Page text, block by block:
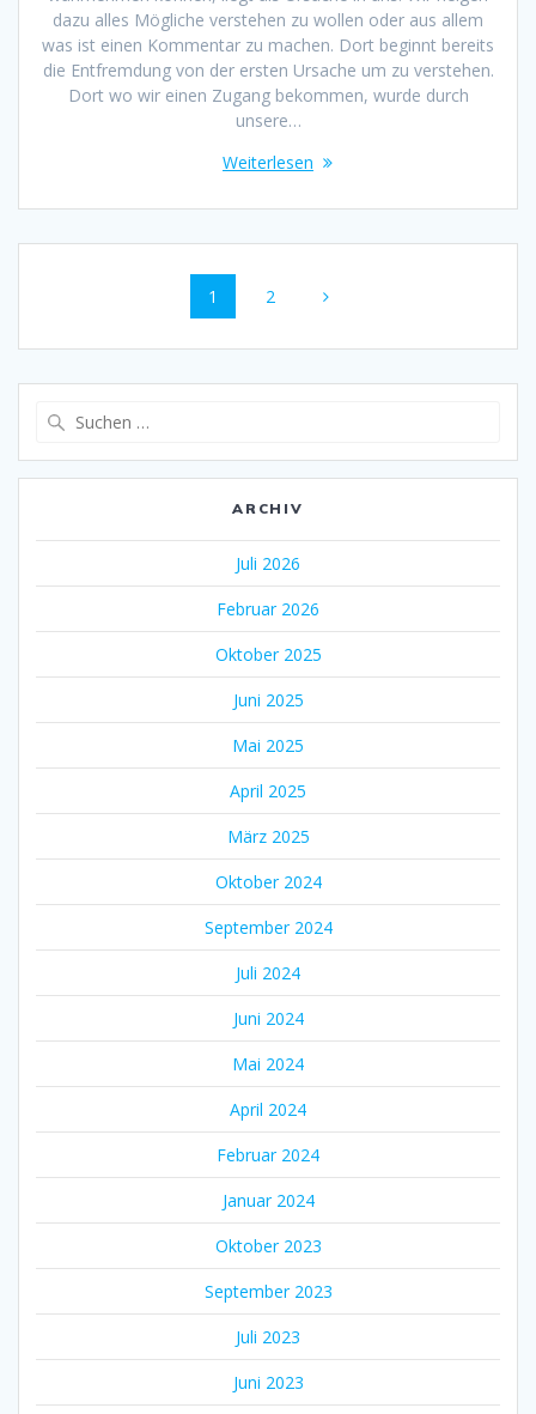
dazu alles Mögliche verstehen zu wollen oder aus allem
was ist einen Kommentar zu machen. Dort beginnt bereits
die Entfremdung von der ersten Ursache um zu verstehen.
Dort wo wir einen Zugang bekommen, wurde durch
unsere…
Weiterlesen
Beitrags-
Navigation
Seite
1 Seite
2
ARCHIV
Juli 2026
Februar 2026
Oktober 2025
Juni 2025
Mai 2025
April 2025
März 2025
Oktober 2024
September 2024
Juli 2024
Juni 2024
Mai 2024
April 2024
Februar 2024
Januar 2024
Oktober 2023
September 2023
Juli 2023
Juni 2023